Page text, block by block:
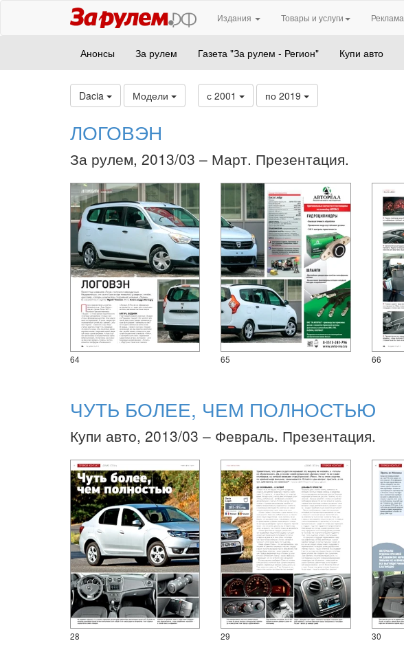
Издания Товары и услуги Реклама
Анонсы За рулем Газета "За рулем - Регион" Купи авто
Dacia Модели с 2001 по 2019
ЛОГОВЭН
За рулем, 2013/03 – Март. Презентация.
64 65 66
ЧУТЬ БОЛЕЕ, ЧЕМ ПОЛНОСТЬЮ
Купи авто, 2013/03 – Февраль. Презентация.
28 29 30